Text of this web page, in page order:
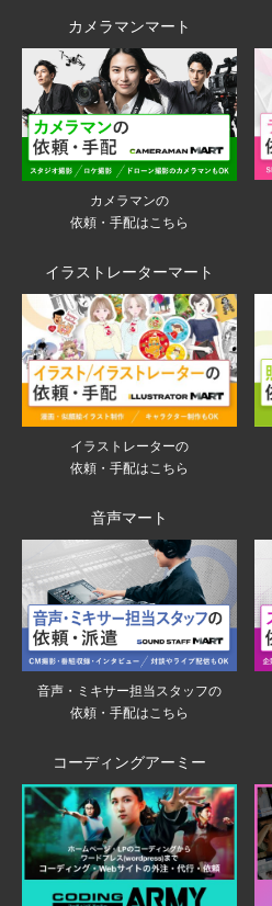
カメラマンマート
カメラマンの
依頼・手配はこちら
イラストレーターマート
イラストレーターの
依頼・手配はこちら
音声マート
音声・ミキサー担当スタッフの
依頼・手配はこちら
コーディングアーミー